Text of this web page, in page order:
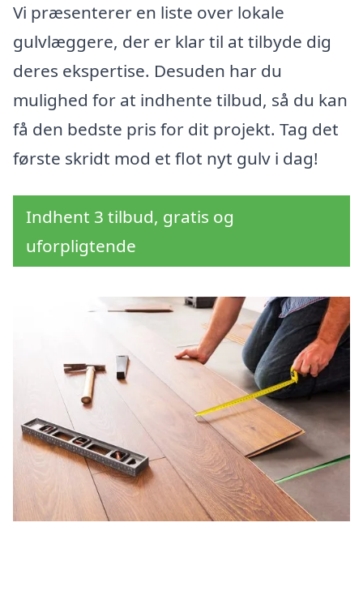
Vi præsenterer en liste over lokale
gulvlæggere, der er klar til at tilbyde dig
deres ekspertise. Desuden har du
mulighed for at indhente tilbud, så du kan
få den bedste pris for dit projekt. Tag det
første skridt mod et flot nyt gulv i dag!
Indhent 3 tilbud, gratis og
uforpligtende